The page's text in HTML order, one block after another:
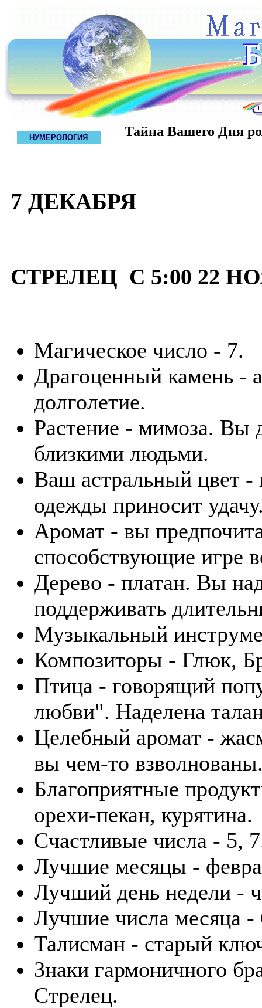
НУМЕРОЛОГИЯ Тайна Вашего Дня
7 ДЕКАБРЯ
СТРЕЛЕЦ С 5:00 22
Магическое число - 7.
Драгоценный камень -
долголетие.
Растение - мимоза. Вы
близкими людьми.
Ваш астральный цвет
одежды приносит
Аромат - вы
способствующие игре
Дерево - платан. Вы
поддерживать
Музыкальный
Композиторы - Глюк,
Птица - говорящий
любви". Наделена
Целебный аромат -
вы чем-то
Благоприятные
орехи-пекан, курятина.
Счастливые числа - 5,
Лучшие месяцы -
Лучший день недели -
Лучшие числа месяца -
Талисман - старый
Знаки гармоничного
Стрелец.